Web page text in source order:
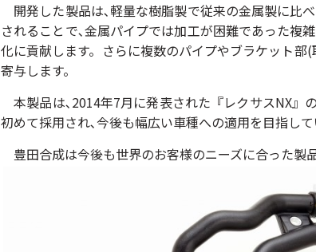
開発した製品は､軽量な樹脂製で従来の金属製に比
されることで､金属パイプでは加工が困難であった複
化に貢献します。さらに複数のパイプやブラケット
寄与します。
本製品は､2014年7月に発表された『レクサスNX』
初めて採用され､今後も幅広い車種への適用を目指して
豊田合成は今後も世界のお客様のニーズに合った製